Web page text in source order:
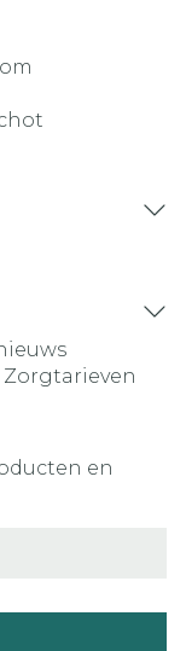
Zorgtarieven
en